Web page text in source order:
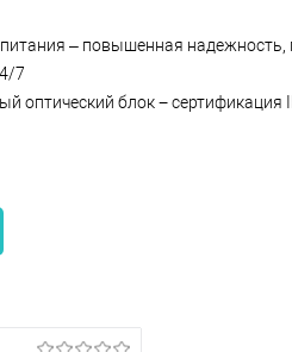
– повышенная надежность,
7
оптический блок − сертификация